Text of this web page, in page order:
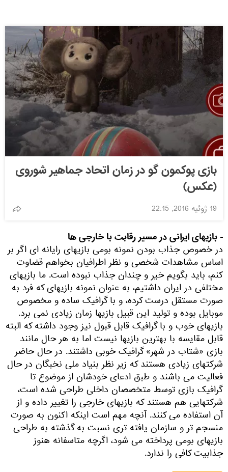
بازی پوکمون گو در زمان اتحاد جماهیر شوروی
(عكس)
19 ژوئیه 2016, 22:15
- بازیهای ایرانی در مسیر رقابت با خارجی ها
در خصوص جذاب بودن نمونه بومی بازیهای رایانه ای اگر بر
اساس مشاهدات شخصی و نظر اطرافیان بخواهم قضاوت
کنم، باید بگویم خیر و چندان جذاب نبوده است. ما بازیهای
مختلفی در ایران داشتیم، به عنوان نمونه بازیهای که فرد به
صورت مستقل درست کرده، و با گرافیک ساده و مخصوص
موبایل بوده و تولید این قبیل بازیها زمان زیادی نمی برد.
بازیهای خوب و با گرافیک قابل قبول نیز وجود داشته که البته
قابل مقایسه با بهترین بازیها نیست اما به هر حال مانند
بازی «شتاب در شهر» گرافیک خوبی داشتند. در حال حاضر
شرکتهای زیادی هستند که زیر نظر بنیاد ملی نخبگان در حال
فعالیت می باشند و طبق ادعای خودشان از موضوع تا
گرافیک بازی توسط متخصصان داخلی طراحی شده است،
شرکتهایی هم هستند که بازیهای خارجی را تغییر داده و از
آن استفاده می کنند. آنچه مهم است اینکه اکنون به صورت
منسجم تر و سازمان یافته تری نسبت به گذشته به طراحی
بازیهای بومی پرداخته می شود، اگرچه متاسفانه هنوز
جذابیت کافی را ندارد.